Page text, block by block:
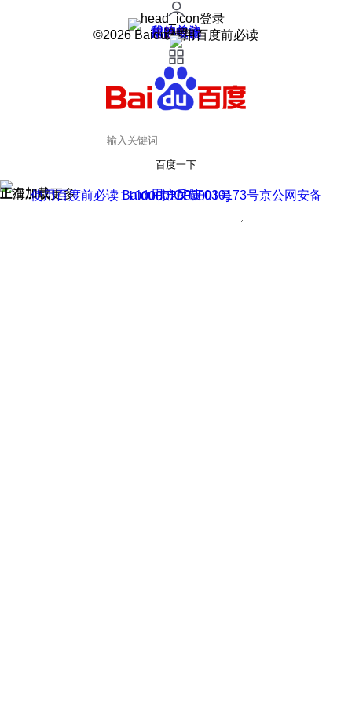
登录
我的关注
我的收藏
皮肤中心
用户反馈
设置
©2026 Baidu 使用百度前必读
百度一下
正在加载
上滑加载更多 用户反馈
使用百度前必读 Baidu 京ICP证030173号
京公网安备11000002000001号